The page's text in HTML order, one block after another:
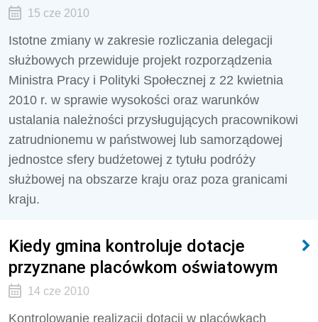
15 cze 2010
Istotne zmiany w zakresie rozliczania delegacji
służbowych przewiduje projekt rozporządzenia
Ministra Pracy i Polityki Społecznej z 22 kwietnia
2010 r. w sprawie wysokości oraz warunków
ustalania należności przysługujących pracownikowi
zatrudnionemu w państwowej lub samorządowej
jednostce sfery budżetowej z tytułu podróży
służbowej na obszarze kraju oraz poza granicami
kraju.
Kiedy gmina kontroluje dotacje
przyznane placówkom oświatowym
14 cze 2010
Kontrolowanie realizacji dotacji w placówkach